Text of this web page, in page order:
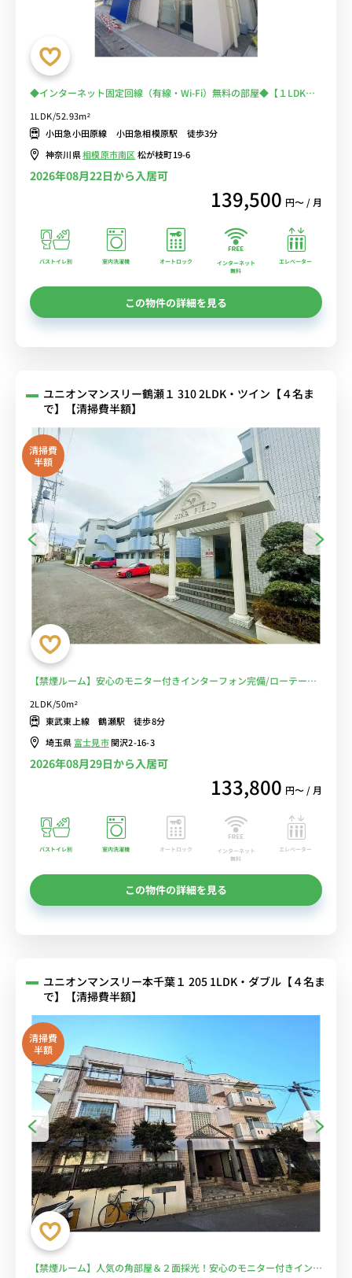
◆インターネット固定回線（有線・Wi-Fi）無料の部屋◆【１LDK＆
ファミリータイプ】希少物件＆大人気マンション
1LDK/52.93m²
小田急小田原線 小田急相模原駅 徒歩3分
神奈川県相模原市南区松が枝町19-6
2026年08月22日から入居可
139,500 円〜 / 月
バストイレ別 室内洗濯機 オートロック
インターネット
無料
エレベーター
この物件の詳細を見る
ユニオンマンスリー鶴瀬１ 310 2LDK・ツイン【４名ま
で】【清掃費半額】
清掃費
半額
【禁煙ルーム】安心のモニター付きインターフォン完備/ローテーブ
うの丘公園でのんびり■選べるWi-Fi格安レンタル中！
2LDK/50m²
東武東上線 鶴瀬駅 徒歩8分
埼玉県富士見市関沢2-16-3
2026年08月29日から入居可
133,800 円〜 / 月
バストイレ別 室内洗濯機 オートロック
インターネット
無料
エレベーター
この物件の詳細を見る
ユニオンマンスリー本千葉１ 205 1LDK・ダブル【４名ま
で】【清掃費半額】
清掃費
半額
【禁煙ルーム】人気の角部屋＆２面採光！安心のモニター付きインタ